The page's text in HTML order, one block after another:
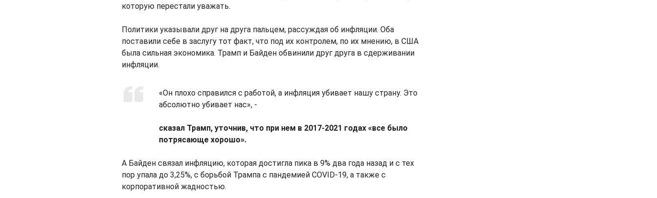
которую перестали уважать.
Политики указывали друг на друга пальцем, рассуждая об инфляции. Оба
поставили себе в заслугу тот факт, что под их контролем, по их мнению, в США
была сильная экономика. Трамп и Байден обвинили друг друга в сдерживании
инфляции.
«Он плохо справился с работой, а инфляция убивает нашу страну. Это
абсолютно убивает нас», -
сказал Трамп, уточнив, что при нем в 2017-2021 годах «все было
потрясающе хорошо».
А Байден связал инфляцию, которая достигла пика в 9% два года назад и с тех
пор упала до 3,25%, с борьбой Трампа с пандемией COVID-19, а также с
корпоративной жадностью.